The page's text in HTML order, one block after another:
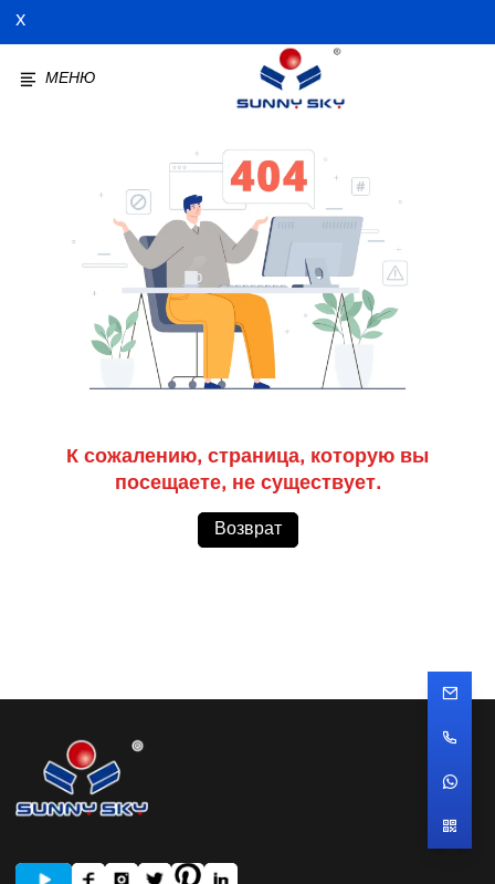
X
МЕНЮ
К сожалению, страница, которую вы
посещаете, не существует.
Возврат